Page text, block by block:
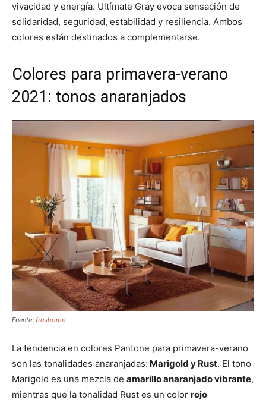
vivacidad y energía. Ultímate Gray evoca sensación de
solidaridad, seguridad, estabilidad y resiliencia. Ambos
colores están destinados a complementarse.
Colores para primavera-verano
2021: tonos anaranjados
Fuente: freshome
La tendencia en colores Pantone para primavera-verano
son las tonalidades anaranjadas: Marigold y Rust. El tono
Marigold es una mezcla de amarillo anaranjado vibrante,
mientras que la tonalidad Rust es un color rojo